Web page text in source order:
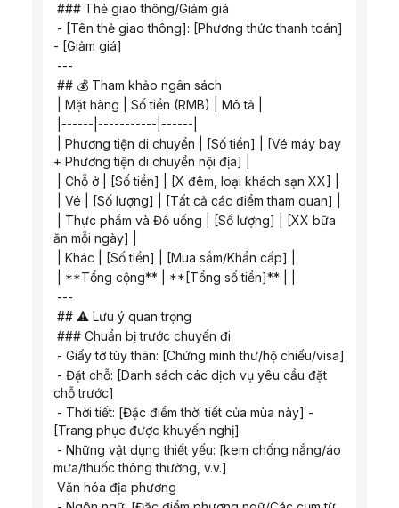
### Thẻ giao thông/Giảm giá
- [Giảm giá]
---
## 💰 Tham khảo ngân sách
| Mặt hàng | Số tiền (RMB) | Mô tả |
|------|-----------|------|
+ Phương tiện di chuyển nội địa] |
| Chỗ ở | [Số tiền] | [X đêm, loại khách sạn XX] |
| Vé | [Số lượng] | [Tất cả các điểm tham quan] |
ăn mỗi ngày] |
| Khác | [Số tiền] | [Mua sắm/Khẩn cấp] |
| **Tổng cộng** | **[Tổng số tiền]** | |
---
## ⚠️ Lưu ý quan trọng
### Chuẩn bị trước chuyến đi
- Giấy tờ tùy thân: [Chứng minh thư/hộ chiếu/visa]
chỗ trước]
[Trang phục được khuyến nghị]
mưa/thuốc thông thường, v.v.]
Văn hóa địa phương